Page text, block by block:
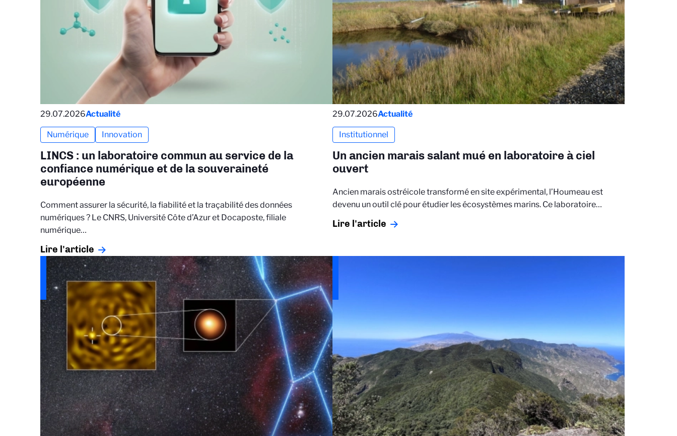
29.07.2026Actualité
Numérique Innovation
LINCS : un laboratoire commun au service de la
confiance numérique et de la souveraineté
européenne
Comment assurer la sécurité, la fiabilité et la traçabilité des données
numériques ? Le CNRS, Université Côte d’Azur et Docaposte, filiale
numérique…
Lire l'article
29.07.2026Actualité
Institutionnel
Un ancien marais salant mué en laboratoire à ciel
ouvert
Ancien marais ostréicole transformé en site expérimental, l’Houmeau est
devenu un outil clé pour étudier les écosystèmes marins. Ce laboratoire…
Lire l'article